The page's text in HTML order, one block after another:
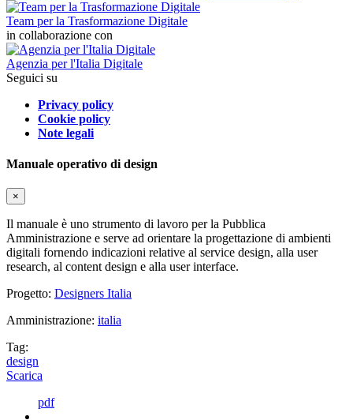
Team per la Trasformazione Digitale
in collaborazione con
Agenzia per l'Italia Digitale
Seguici su
Privacy policy
Cookie policy
Note legali
Manuale operativo di design
×
Il manuale è uno strumento di lavoro per la Pubblica
Amministrazione e serve ad orientare la progettazione di ambienti
digitali fornendo indicazioni relative al service design, alla user
research, al content design e alla user interface.
Progetto: Designers Italia
Amministrazione: italia
Tag:
design
Scarica
pdf